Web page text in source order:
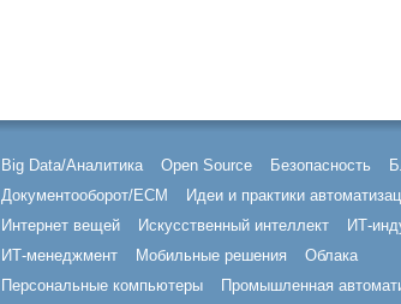
Big Data/Аналитика Open Source Безопасность
Документооборот/ECM
Идеи и практики
Интернет вещей
Искусственный интеллект
ИТ-
ИТ-менеджмент
Мобильные решения
Облака
Персональные компьютеры
Промышленная